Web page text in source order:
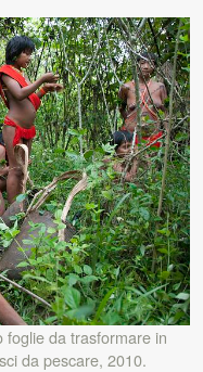
foglie da trasformare in
da pescare, 2010.